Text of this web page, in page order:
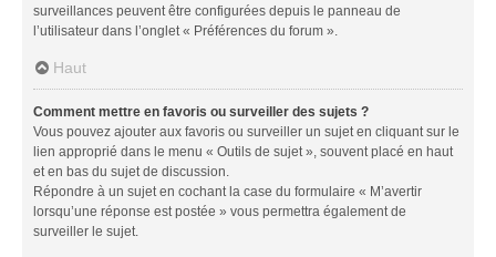
surveillances peuvent être configurées depuis le panneau de
l’utilisateur dans l’onglet « Préférences du forum ».
Haut
Comment mettre en favoris ou surveiller des sujets ?
Vous pouvez ajouter aux favoris ou surveiller un sujet en cliquant sur le
lien approprié dans le menu « Outils de sujet », souvent placé en haut
et en bas du sujet de discussion.
Répondre à un sujet en cochant la case du formulaire « M’avertir
lorsqu’une réponse est postée » vous permettra également de
surveiller le sujet.